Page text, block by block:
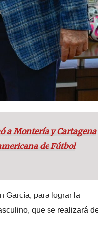
a Montería y Cartagena
de Fútbol
García, para lograr la
que se realizará